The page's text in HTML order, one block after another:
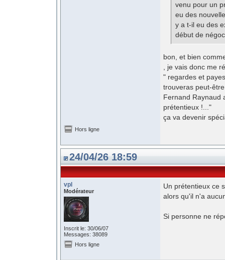
venu pour un
eu des
y a t-il eu des
début de
bon, et bien
, je vais donc me
" regardes et
trouveras peut-
Fernand Raynaud
prétentieux !..."
ça va devenir
Hors ligne
24/04/26 18:59
vpl
Modérateur
Inscrit le: 30/06/07
Messages: 38089
Un prétentieux ce
alors qu'il n'a
Si personne ne
Hors ligne